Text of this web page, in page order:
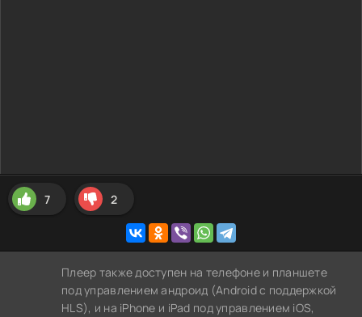
7 2
Плеер также доступен на телефоне и планшете
под управлением андроид (Android с поддержкой
HLS), и на iPhone и iPad под управлением iOS,